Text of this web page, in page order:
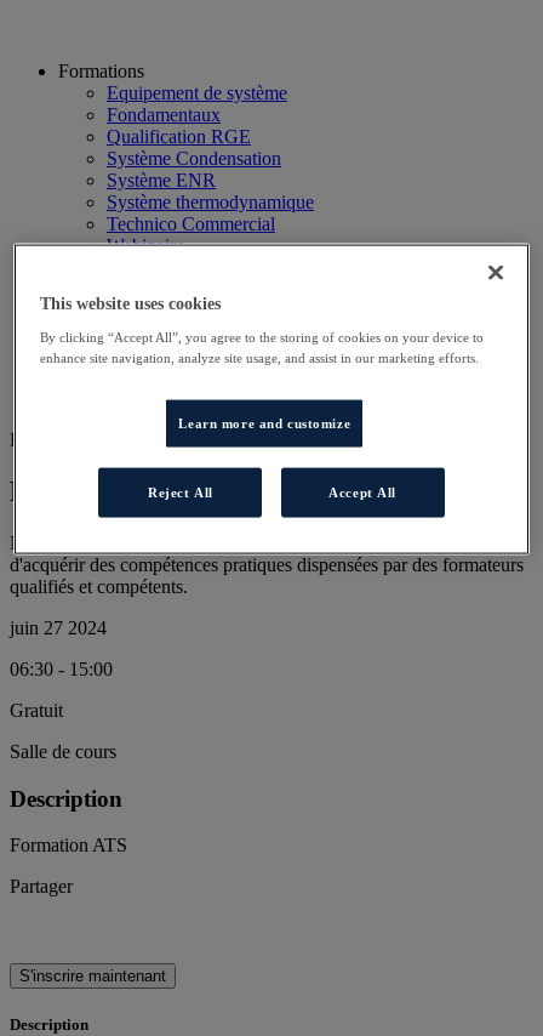
Formations
Equipement de système
Fondamentaux
Qualification RGE
Système Condensation
Système ENR
Système thermodynamique
Technico Commercial
Webinaire
Planning
Contactez-nous
Autres sites
Professionnel
FOR ATS
Formation ATS PAC Groupe 2
Nos programmes de formation ont été conçus pour vous permettre
d'acquérir des compétences pratiques dispensées par des formateurs
qualifiés et compétents.
juin 27 2024
06:30 - 15:00
Gratuit
Salle de cours
Description
Formation ATS
Partager
S'inscrire maintenant
Description
This website uses cookies
By clicking “Accept All”, you agree to the storing of cookies on your device to
enhance site navigation, analyze site usage, and assist in our marketing efforts.
Learn more and customize
Reject All Accept All